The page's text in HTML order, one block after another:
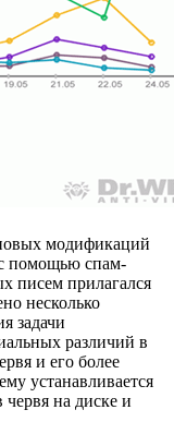
модификаций
помощью спам-
писем прилагался
несколько
задачи
различий в
и его более
устанавливается
на диске и